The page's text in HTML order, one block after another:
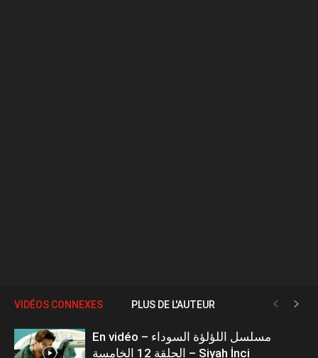
VIDÉOS CONNEXES PLUS DE L'AUTEUR
En vidéo – مسلسل اللؤلؤة السوداء
الحلقة 12 الخامسة – Siyah İnci